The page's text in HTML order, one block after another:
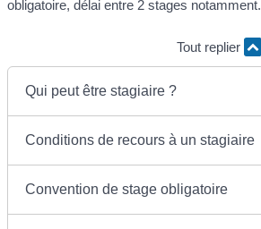
obligatoire, délai entre 2 stages notamment.
Tout replier
Qui peut être stagiaire ?
Conditions de recours à un stagiaire
Convention de stage obligatoire